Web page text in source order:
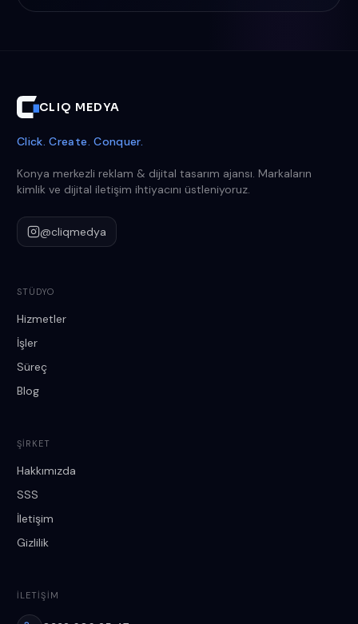
CLIQ MEDYA
Click. Create. Conquer.
Konya merkezli reklam & dijital tasarım ajansı. Markaların
kimlik ve dijital iletişim ihtiyacını üstleniyoruz.
@cliqmedya
STÜDYO
Hizmetler
İşler
Süreç
Blog
ŞIRKET
Hakkımızda
SSS
İletişim
Gizlilik
İLETIŞIM